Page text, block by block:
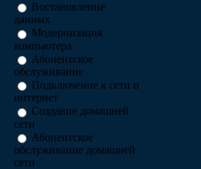
Востановление
данных
Модернизация
компьютера
Абонентское
обслуживание
Подключение к сети и
интернет
Создание домашней
сети
Абонентское
обслуживание домашней
сети